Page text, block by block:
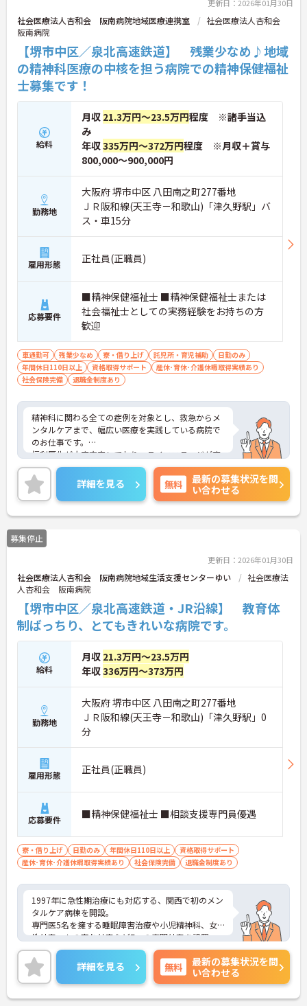
更新日：2026年01月30日
社会医療法人杏和会 阪南病院地域医療連携室
社会医療法人杏和会
阪南病院
【堺市中区／泉北高速鉄道】 残業少なめ♪地域
の精神科医療の中核を担う病院での精神保健福祉
士募集です！
給料
月収 21.3万円～23.5万円程度 ※諸手当込
み
年収335万円～372万円程度 ※月収＋賞与
800,000～900,000円
勤務地
大阪府 堺市中区 八田南之町277番地
ＪＲ阪和線(天王寺－和歌山)「津久野駅」バ
ス・車15分
雇用形態 正社員(正職員)
応募要件
■精神保健福祉士 ■精神保健福祉士または
社会福祉士としての実務経験をお持ちの方
歓迎
車通勤可 残業少なめ 寮・借り上げ 託児所・育児補助
日勤のみ
年間休日110日以上
資格取得サポート
産休･育休･介護休暇取得実績あり
社会保険完備
退職金制度あり
精神科に関わる全ての症例を対象とし、救急からメ
ンタルケアまで、幅広い医療を実践している病院で
のお仕事です。
福利厚生が大変充実しており、ライフステージが変
わっても安心して長く働くことが出来る環境が整っ
ています。
また残業少なめで年間休日120日とお休みもしっか
り取得出来ますし、マイカー通勤OKで毎日の通勤が
楽々という点も魅力です。
興味をお持ちの方はお気軽にお問い合わせ下さい！
詳細を見る 無料
最新の募集状況を問
い合わせる
募集停止
更新日：2026年01月30日
社会医療法人杏和会 阪南病院地域生活支援センターゆい
社会医療法
人杏和会 阪南病院
【堺市中区／泉北高速鉄道・JR沿線】 教育体
制ばっちり、とてもきれいな病院です。
給料
月収 21.3万円～23.5万円
年収336万円～373万円
勤務地
大阪府 堺市中区 八田南之町277番地
ＪＲ阪和線(天王寺－和歌山)「津久野駅」0
分
雇用形態 正社員(正職員)
応募要件 ■精神保健福祉士 ■相談支援専門員優遇
寮・借り上げ 日勤のみ 年間休日110日以上
資格取得サポート
産休･育休･介護休暇取得実績あり
社会保険完備 退職金制度あり
1997年に急性期治療にも対応する、関西で初のメン
タルケア病棟を開設。
専門医5名を擁する睡眠障害治療や小児精神科、女
性外来、もの忘れ外来など7つの専門外来を設置、
病棟も急性期病棟、満性期病棟、精神療養病棟、合
併症病棟、リバビリ病棟など専門分化しており、総
合精神病院ともいえる機能・規模を備えています。
2006年、堺市の緊急措置入院指定病院に認定され、
2007年5月にはスーパー救急病棟(精神救急入院料病
詳細を見る 無料
最新の募集状況を問
い合わせる